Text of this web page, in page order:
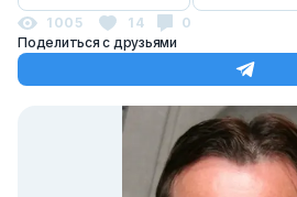
1005 14 0
Поделиться с друзьями